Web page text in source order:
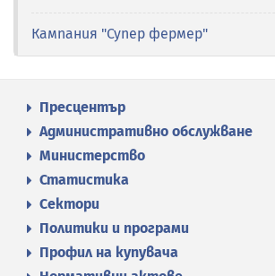
Кампания "Супер фермер"
Пресцентър
Административно обслужване
Министерство
Статистика
Сектори
Политики и програми
Профил на купувача